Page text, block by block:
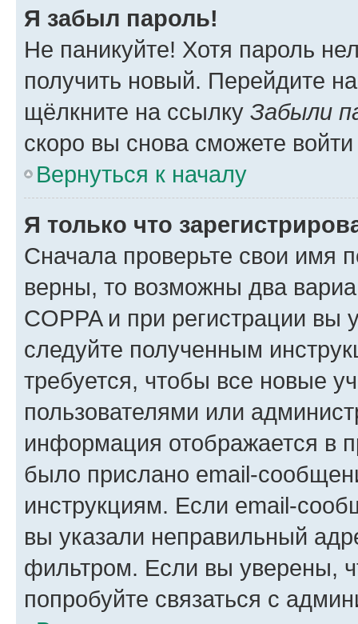
Я забыл пароль!
Не паникуйте! Хотя пароль
получить новый. Перейдите
щёлкните на ссылку Забыли
скоро вы снова сможете
Вернуться к началу
Я только что
Сначала проверьте свои имя
верны, то возможны два
COPPA и при регистрации вы
следуйте полученным
требуется, чтобы все новые
пользователями или
информация отображается в
было прислано email-
инструкциям. Если email-
вы указали неправильный
фильтром. Если вы уверены,
попробуйте связаться с